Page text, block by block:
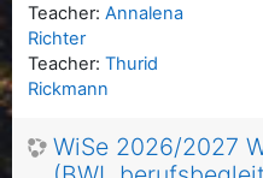
Teacher: Annalena
Richter
Teacher: Thurid
Rickmann
WiSe 2026/2027